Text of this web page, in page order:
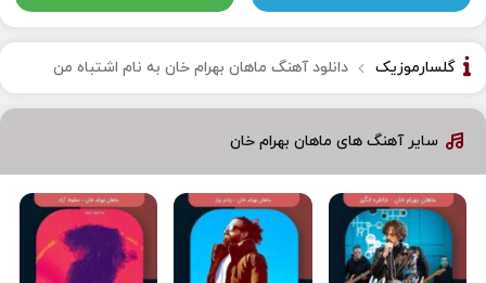
گلسارموزیک دانلود آهنگ ماهان بهرام خان به نام اشتباه من
سایر آهنگ های ماهان بهرام خان